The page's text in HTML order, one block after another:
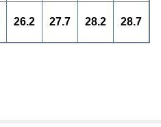
26.2 27.7 28.2 28.7